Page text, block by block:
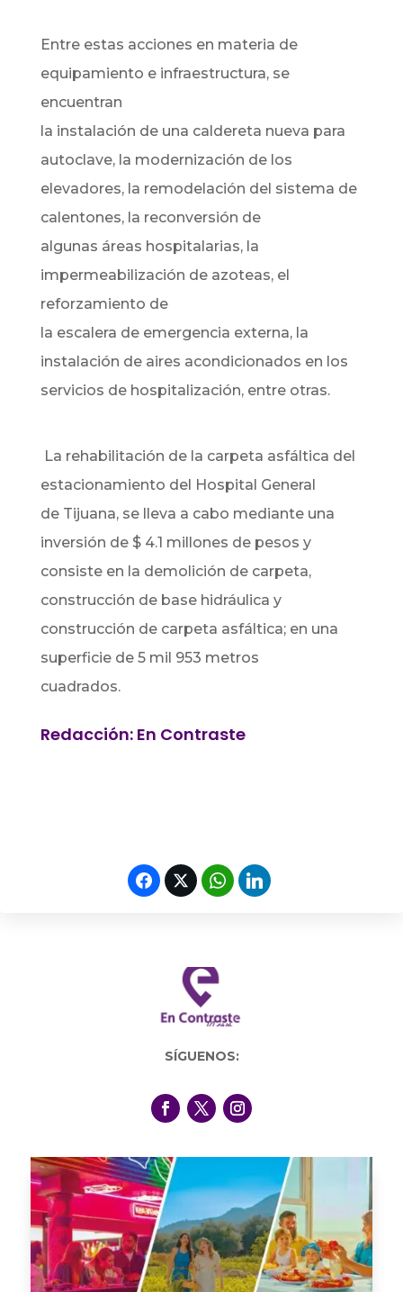
Entre estas acciones en materia de
equipamiento e infraestructura, se
encuentran
la instalación de una caldereta nueva para
autoclave, la modernización de los
elevadores, la remodelación del sistema de
calentones, la reconversión de
algunas áreas hospitalarias, la
impermeabilización de azoteas, el
reforzamiento de
la escalera de emergencia externa, la
instalación de aires acondicionados en los
servicios de hospitalización, entre otras.
La rehabilitación de la carpeta asfáltica del
estacionamiento del Hospital General
de Tijuana, se lleva a cabo mediante una
inversión de $ 4.1 millones de pesos y
consiste en la demolición de carpeta,
construcción de base hidráulica y
construcción de carpeta asfáltica; en una
superficie de 5 mil 953 metros
cuadrados.
Redacción: En Contraste
SÍGUENOS: